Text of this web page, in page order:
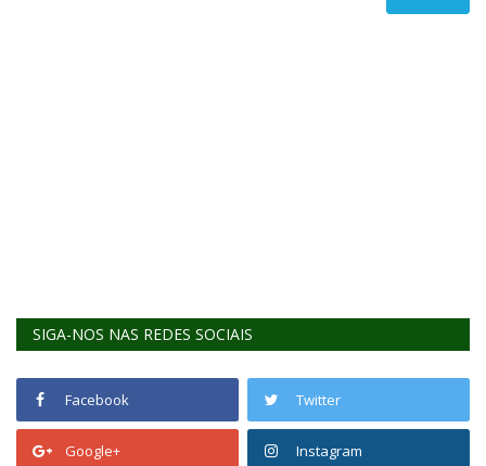
SIGA-NOS NAS REDES SOCIAIS
Facebook Twitter
Google+ Instagram